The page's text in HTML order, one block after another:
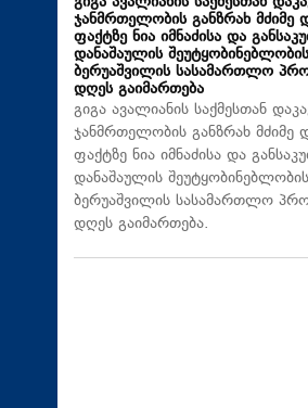
ჯანმრთელობის განზრახ მძიმე
ფაქტზე ნია იმნაძისა და
დანაშაულის
ბერუაშვილის სასამართლო
დღეს გაიმართება
გიგა ავალიანის საქმესთან
ჯანმრთელობის განზრახ მძიმე
ფაქტზე ნია იმნაძისა და
დანაშაულის
ბერუაშვილის სასამართლო
დღეს გაიმართება.